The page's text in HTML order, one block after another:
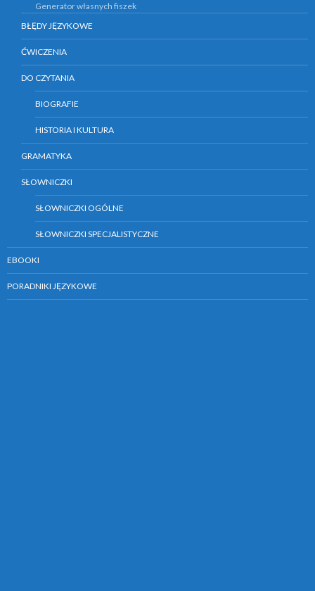
Generator własnych fiszek
BŁĘDY JĘZYKOWE
ĆWICZENIA
DO CZYTANIA
BIOGRAFIE
HISTORIA I KULTURA
GRAMATYKA
SŁOWNICZKI
SŁOWNICZKI OGÓLNE
SŁOWNICZKI SPECJALISTYCZNE
EBOOKI
PORADNIKI JĘZYKOWE